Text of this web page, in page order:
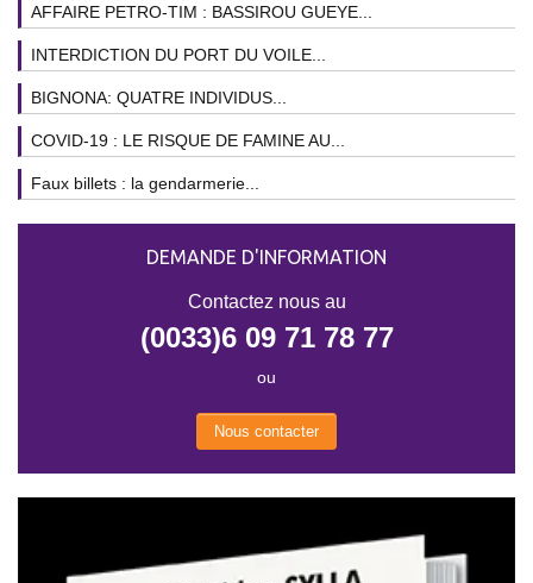
AFFAIRE PETRO-TIM : BASSIROU GUEYE...
INTERDICTION DU PORT DU VOILE...
BIGNONA: QUATRE INDIVIDUS...
COVID-19 : LE RISQUE DE FAMINE AU...
Faux billets : la gendarmerie...
DEMANDE D'INFORMATION
Contactez nous au
(0033)6 09 71 78 77
ou
Nous contacter